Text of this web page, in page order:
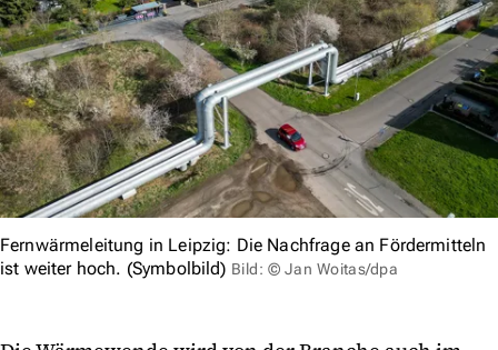
Fernwärmeleitung in Leipzig: Die Nachfrage an Fördermitteln
ist weiter hoch. (Symbolbild) Bild: © Jan Woitas/dpa